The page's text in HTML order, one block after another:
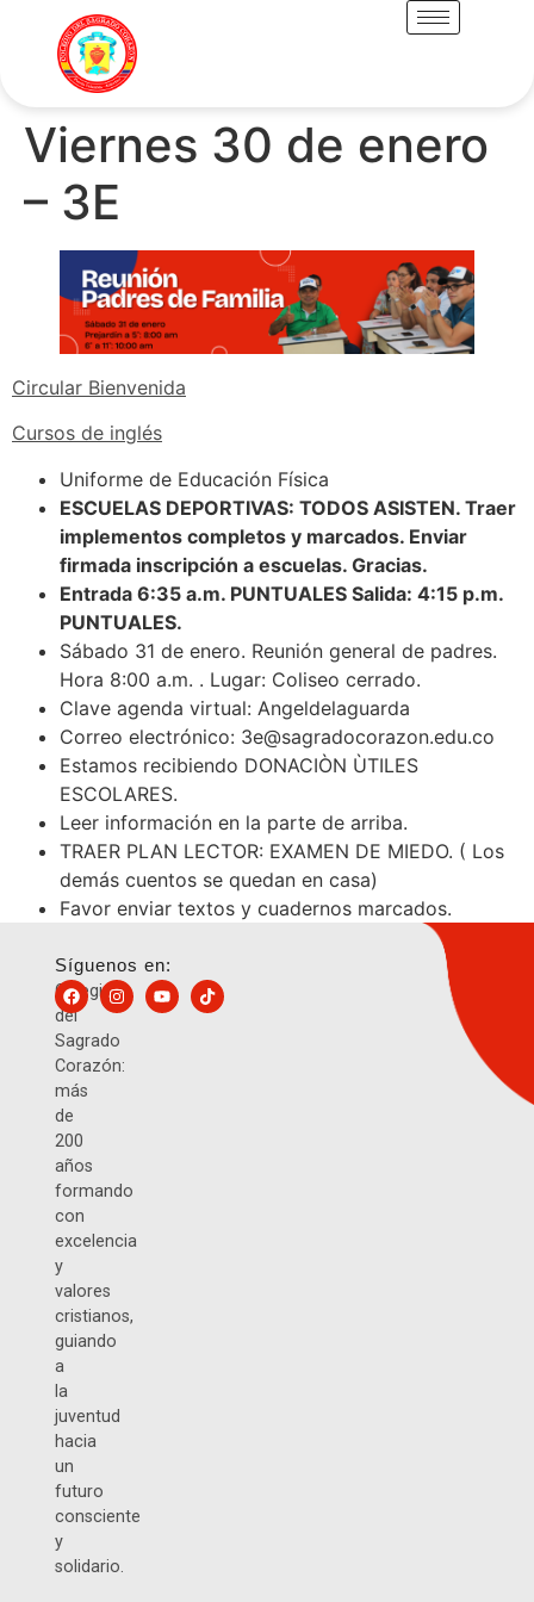
Viernes 30 de enero
– 3E
Circular Bienvenida
Cursos de inglés
Uniforme de Educación Física
ESCUELAS DEPORTIVAS: TODOS ASISTEN. Traer
implementos completos y marcados. Enviar
firmada inscripción a escuelas. Gracias.
Entrada 6:35 a.m. PUNTUALES Salida: 4:15 p.m.
PUNTUALES.
Sábado 31 de enero. Reunión general de padres.
Hora 8:00 a.m. . Lugar: Coliseo cerrado.
Clave agenda virtual: Angeldelaguarda
Correo electrónico: 3e@sagradocorazon.edu.co
Estamos recibiendo DONACIÒN ÙTILES
ESCOLARES.
Leer información en la parte de arriba.
TRAER PLAN LECTOR: EXAMEN DE MIEDO. ( Los
demás cuentos se quedan en casa)
Favor enviar textos y cuadernos marcados.
Colegio
del
Sagrado
Corazón:
más
de
200
años
formando
con
excelencia
y
valores
cristianos,
guiando
a
la
juventud
hacia
un
futuro
consciente
y
solidario.
Síguenos en: